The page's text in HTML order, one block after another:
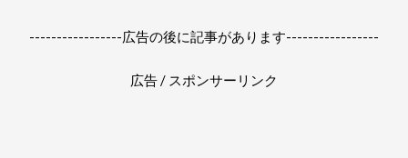
-----------------広告の後に記事があります-----------------
広告 / スポンサーリンク